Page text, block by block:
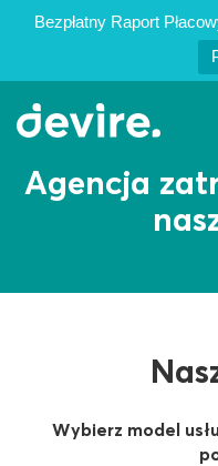
Bezpłatny Raport
Case studies
Agencja
Wybierz model